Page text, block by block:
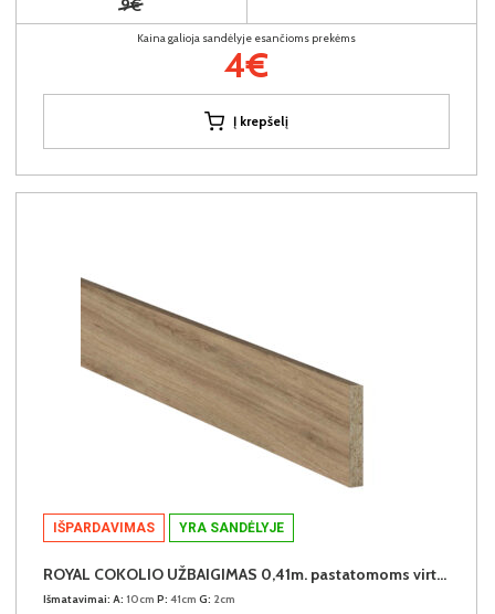
9€
Kaina galioja sandėlyje esančioms prekėms
4€
Į krepšelį
IŠPARDAVIMAS YRA SANDĖLYJE
ROYAL COKOLIO UŽBAIGIMAS 0,41m. pastatomoms virtuvės spintelėms (komplekte - 2vnt.) (Dab Dziki)
Išmatavimai: A: 10cm P: 41cm G: 2cm